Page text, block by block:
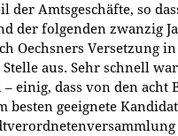
der Amtsgeschäfte, so
der folgenden zwanzig
Oechsners Versetzung
aus. Sehr schnell
einig, dass von den acht
besten geeignete